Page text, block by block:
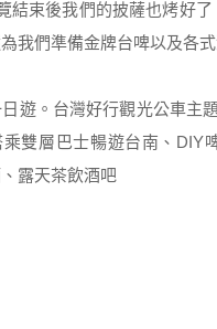
結束後我們的披薩也烤好
我們準備金牌台啤以及各式